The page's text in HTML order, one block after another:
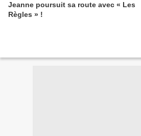
Jeanne poursuit sa route avec « Les
Règles » !